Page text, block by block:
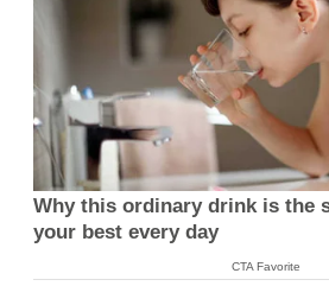
Why this ordinary drink is the
your best every day
CTA Favorite